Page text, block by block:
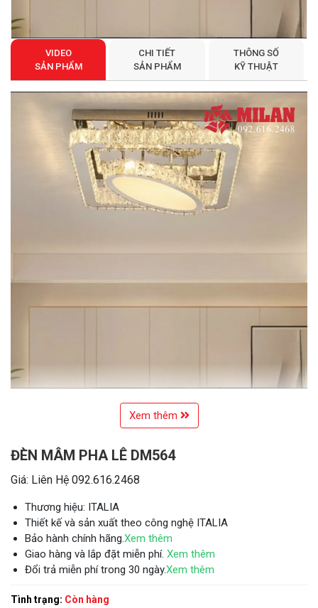
VIDEO
SẢN PHẨM
CHI TIẾT
SẢN PHẨM
THÔNG SỐ
KỸ THUẬT
Xem thêm
ĐÈN MÂM PHA LÊ DM564
Giá: Liên Hệ 092.616.2468
Thương hiệu: ITALIA
Thiết kế và sản xuất theo công nghệ ITALIA
Bảo hành chính hãng.Xem thêm
Giao hàng và lắp đặt miễn phí. Xem thêm
Đổi trả miễn phí trong 30 ngày.Xem thêm
Tình trạng: Còn hàng